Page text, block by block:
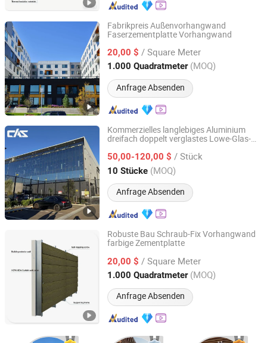
Fabrikpreis Außenvorhangwand
Faserzementplatte Vorhangwand
20,00 $ / Square Meter
1.000 Quadratmeter (MOQ)
Anfrage Absenden
Guangzhou New View Building Mate-Rial Co. Ltd.
Guangdong, China Seit 2026
Kommerzielles langlebiges Aluminium
dreifach doppelt verglastes Lowe-Glas-
50,00-120,00 $ / Stück
10 Stücke (MOQ)
Anfrage Absenden
Cas Facade Co., Ltd
Guangdong, China Seit 2025
Robuste Bau Schraub-Fix Vorhangwand
farbige Zementplatte
20,00 $ / Square Meter
1.000 Quadratmeter (MOQ)
Anfrage Absenden
Guangzhou New View Building Mate-Rial Co. Ltd.
Guangdong, China Seit 2026